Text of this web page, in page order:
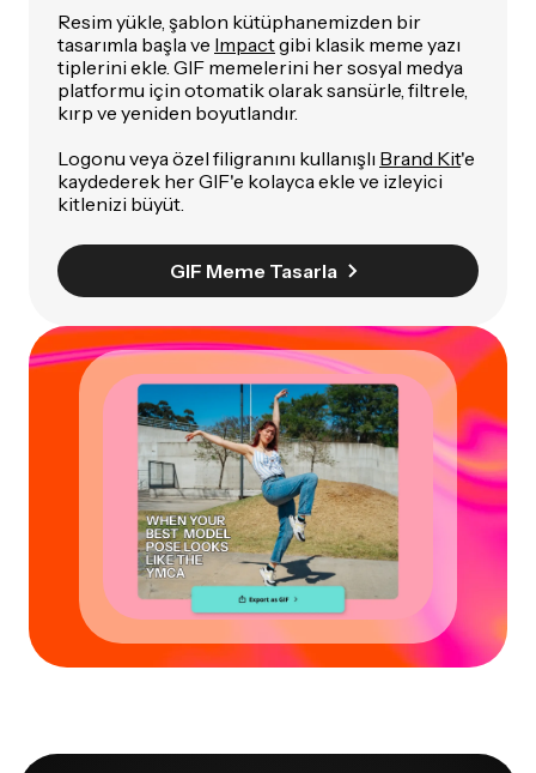
Resim yükle, şablon kütüphanemizden bir
tasarımla başla ve Impactgibi klasik meme yazı
tiplerini ekle. GIF memelerini her sosyal medya
platformu için otomatik olarak sansürle, filtrele,
kırp ve yeniden boyutlandır.
Logonu veya özel filigranını kullanışlı Brand Kit'e
kaydederek her GIF'e kolayca ekle ve izleyici
kitlenizi büyüt.
GIF Meme Tasarla